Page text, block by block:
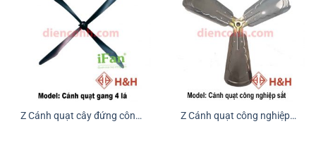
Z Cánh quạt cây đứng công
Z Cánh quạt công nghiệp